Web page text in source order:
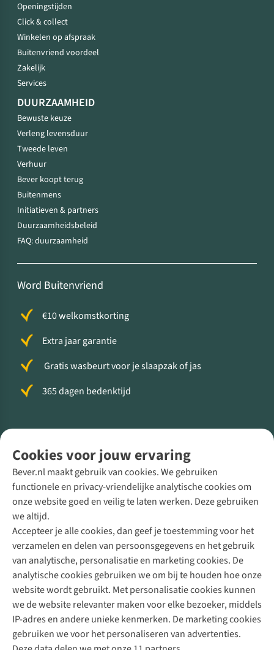
Cookies voor jouw ervaring
Bever.nl maakt gebruik van cookies. We gebruiken
functionele en privacy-vriendelijke analytische cookies om
onze website goed en veilig te laten werken. Deze gebruiken
we altijd.
Accepteer je alle cookies, dan geef je toestemming voor het
verzamelen en delen van persoonsgegevens en het gebruik
van analytische, personalisatie en marketing cookies. De
analytische cookies gebruiken we om bij te houden hoe onze
website wordt gebruikt. Met personalisatie cookies kunnen
we de website relevanter maken voor elke bezoeker, middels
IP-adres en andere unieke kenmerken. De marketing cookies
gebruiken we voor het personaliseren van advertenties.
Openingstijden
Click & collect
Winkelen op afspraak
Buitenvriend voordeel
Zakelijk
Services
DUURZAAMHEID
Bewuste keuze
Verleng levensduur
Tweede leven
Verhuur
Bever koopt terug
Buitenmens
Initiatieven & partners
Duurzaamheidsbeleid
FAQ: duurzaamheid
Word Buitenvriend
€10 welkomstkorting
Extra jaar garantie
Gratis wasbeurt voor je slaapzak of jas
365 dagen bedenktijd
Direct advies van een Buitenexpert
+31 (0)85 888 50 88
+31 6 12 28 49 80
Contactformulier